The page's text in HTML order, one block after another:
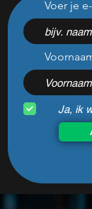
nieuwe
Voer je
Ja, ik